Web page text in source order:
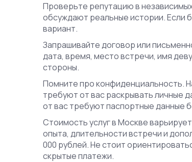
Проверьте репутацию в
обсуждают реальные истории. Если
вариант.
Запрашивайте договор или
дата, время, место встречи, имя
стороны.
Помните про конфиденциальность.
требуют от вас раскрывать личные
от вас требуют паспортные данные
Стоимость услуг в Москве
опыта, длительности встречи и
000 рублей. Не стоит
скрытые платежи.